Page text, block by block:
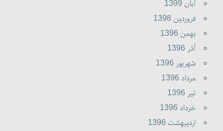
آبان 1399
فروردين 1398
بهمن 1396
آذر 1396
شهريور 1396
مرداد 1396
تير 1396
خرداد 1396
ارديبهشت 1396